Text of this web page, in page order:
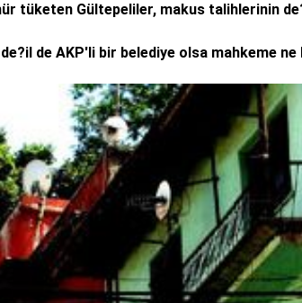
tüketen Gültepeliler, makus talihlerinin
de AKP'li bir belediye olsa mahkeme